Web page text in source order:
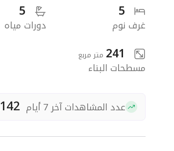
5
غرف نوم
5
دورات مياه
241 متر مربع
مسطحات البناء
عدد المشاهدات آخر 7 أيام 142